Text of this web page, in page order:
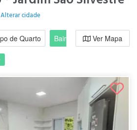
Alterar cidade
de Quarto Bairro / RegiãoVer Mapa